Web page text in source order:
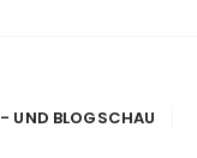
UND BLOGSCHAU